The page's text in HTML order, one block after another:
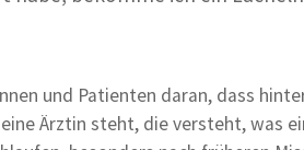
und Patienten daran, dass
Ärztin steht, die versteht, was